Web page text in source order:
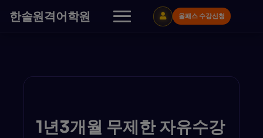
한솔원격어학원 올패스 수강신청
1년3개월 무제한 자유수강